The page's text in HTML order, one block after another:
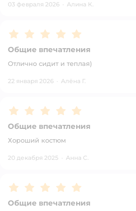
03 февраля 2026 · Алина К.
Рейтинг:5
Общие впечатления
Отлично сидит и теплая)
22 января 2026 · Алёна Г.
Рейтинг:5
Общие впечатления
Хороший костюм
20 декабря 2025 · Анна С.
Рейтинг:5
Общие впечатления